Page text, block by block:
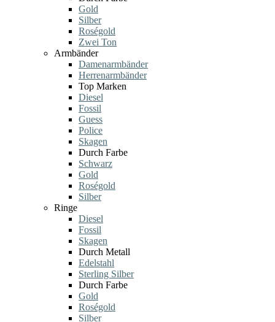
Gold
Silber
Roségold
Zwei Ton
Armbänder
Damenarmbänder
Herrenarmbänder
Top Marken
Diesel
Fossil
Guess
Police
Skagen
Durch Farbe
Schwarz
Gold
Roségold
Silber
Ringe
Diesel
Fossil
Skagen
Durch Metall
Edelstahl
Sterling Silber
Durch Farbe
Gold
Roségold
Silber